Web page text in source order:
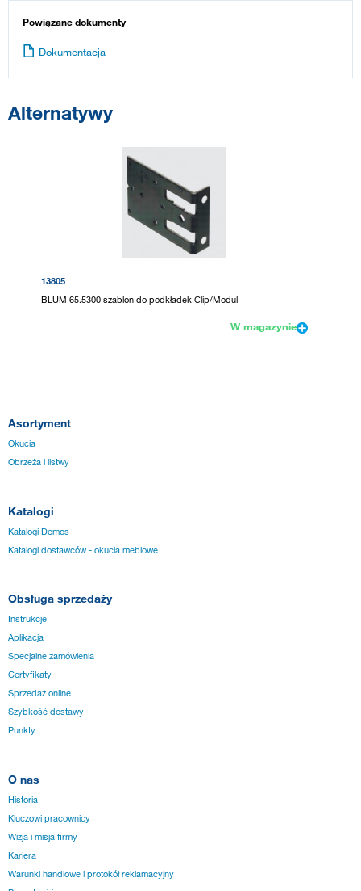
Powiązane dokumenty
Dokumentacja
Alternatywy
13805
BLUM 65.5300 szablon do podkładek Clip/Modul
W magazynie
Asortyment
Okucia
Obrzeża i listwy
Katalogi
Katalogi Demos
Katalogi dostawców - okucia meblowe
Obsługa sprzedaży
Instrukcje
Aplikacja
Specjalne zamówienia
Certyfikaty
Sprzedaż online
Szybkość dostawy
Punkty
O nas
Historia
Kluczowi pracownicy
Wizja i misja firmy
Kariera
Warunki handlowe i protokół reklamacyjny